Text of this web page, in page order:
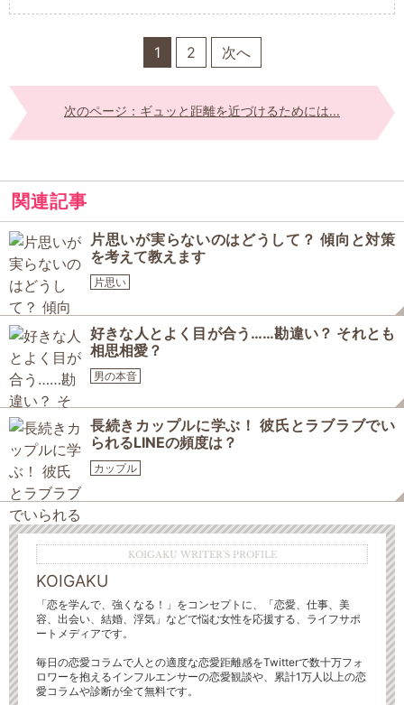
1 2 次へ
次のページ：ギュッと距離を近づけるためには...
関連記事
片思いが実らないのはどうして？ 傾向と対策
を考えて教えます
片思い
好きな人とよく目が合う……勘違い？ それとも
相思相愛？
男の本音
長続きカップルに学ぶ！ 彼氏とラブラブでい
られるLINEの頻度は？
カップル
KOIGAKU WRITER'S PROFILE
KOIGAKU
「恋を学んで、強くなる！」をコンセプトに、「恋愛、仕事、美
容、出会い、結婚、浮気」などで悩む女性を応援する、ライフサポ
ートメディアです。
毎日の恋愛コラムで人との適度な恋愛距離感をTwitterで数十万フォ
ロワーを抱えるインフルエンサーの恋愛観談や、累計1万人以上の恋
愛コラムや診断が全て無料です。